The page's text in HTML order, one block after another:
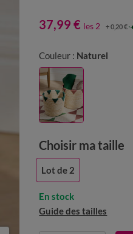
37,99 € les 2 + 0,20 €
Couleur : Naturel
Choisir ma taille
Lot de 2
Guide des tailles
En stock